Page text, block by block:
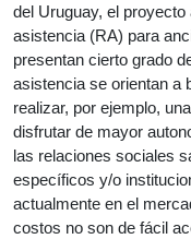
del Uruguay, el
asistencia (RA) para
presentan cierto grado
asistencia se orientan a
realizar, por ejemplo,
disfrutar de mayor
las relaciones sociales
específicos y/o
actualmente en el
costos no son de fácil